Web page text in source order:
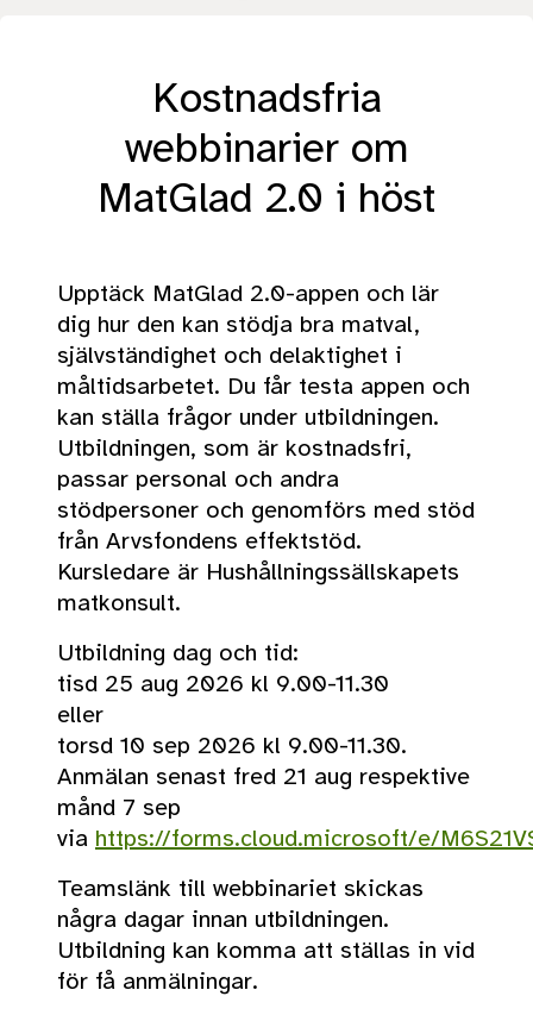
Kostnadsfria
webbinarier om
MatGlad 2.0 i höst
Upptäck MatGlad 2.0-appen och lär
dig hur den kan stödja bra matval,
självständighet och delaktighet i
måltidsarbetet. Du får testa appen och
kan ställa frågor under utbildningen.
Utbildningen, som är kostnadsfri,
passar personal och andra
stödpersoner och genomförs med stöd
från Arvsfondens effektstöd.
Kursledare är Hushållningssällskapets
matkonsult.
Utbildning dag och tid:
tisd 25 aug 2026 kl 9.00-11.30
eller
torsd 10 sep 2026 kl 9.00-11.30.
Anmälan senast fred 21 aug respektive
månd 7 sep
via https://forms.cloud.microsoft/e/
Teamslänk till webbinariet skickas
några dagar innan utbildningen.
Utbildning kan komma att ställas in vid
för få anmälningar.